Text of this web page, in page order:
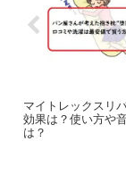
マイトレックスリ
効果は？使い方や
は？